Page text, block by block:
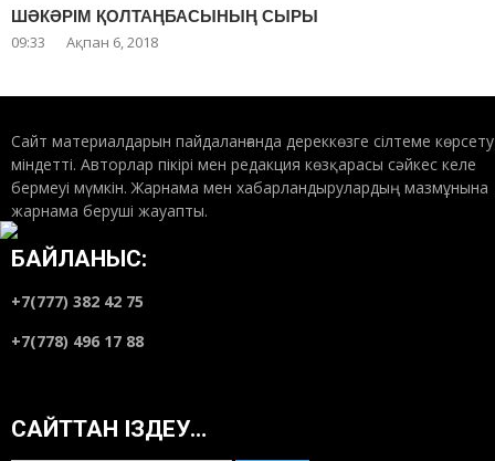
ШӘКӘРІМ ҚОЛТАҢБАСЫНЫҢ СЫРЫ
09:33 Ақпан 6, 2018
Сайт материалдарын пайдаланғанда дереккөзге сілтеме көрсету
міндетті. Авторлар пікірі мен редакция көзқарасы сәйкес келе
бермеуі мүмкін. Жарнама мен хабарландырулардың мазмұнына
жарнама беруші жауапты.
БАЙЛАНЫС:
+7(777) 382 42 75
+7(778) 496 17 88
САЙТТАН ІЗДЕУ…